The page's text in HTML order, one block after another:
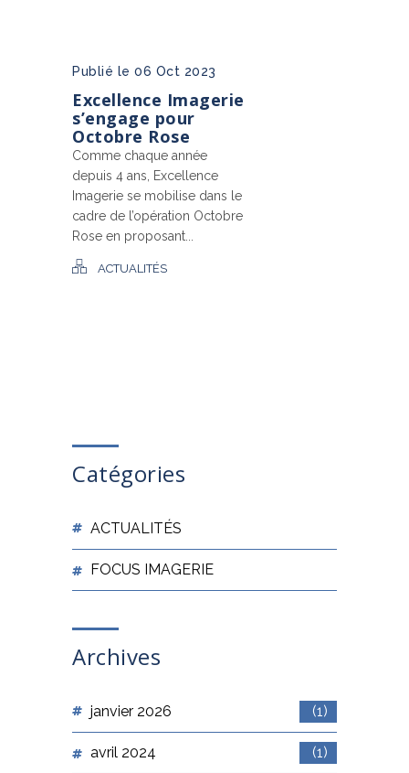
Publié le 06 Oct 2023
Excellence Imagerie
s’engage pour
Octobre Rose
Comme chaque année
depuis 4 ans, Excellence
Imagerie se mobilise dans le
cadre de l’opération Octobre
Rose en proposant...
ACTUALITÉS
Catégories
ACTUALITÉS
FOCUS IMAGERIE
Archives
janvier 2026 (1)
avril 2024 (1)